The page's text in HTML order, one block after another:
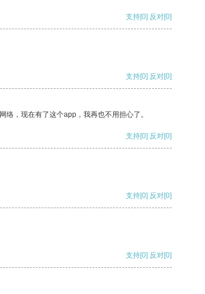
支持[0] 反对[0]
支持[0] 反对[0]
，现在有了这个app，我再也不用担心了。
支持[0] 反对[0]
支持[0] 反对[0]
支持[0] 反对[0]